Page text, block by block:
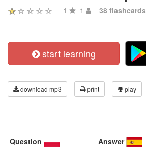
1 1 38 flashcards
start learning
download mp3 print play
Question Answer